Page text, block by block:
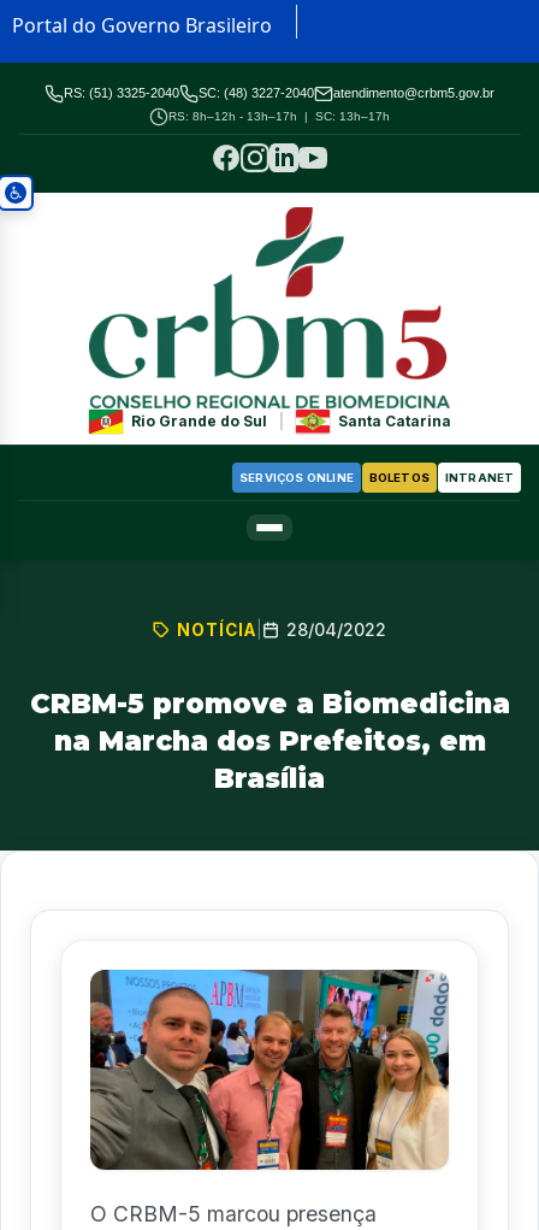
Portal do Governo Brasileiro
RS: (51) 3325-2040 SC: (48) 3227-2040 atendimento@crbm5.gov.br
RS: 8h–12h - 13h–17h | SC: 13h–17h
Rio Grande do Sul Santa Catarina
SERVIÇOS ONLINE BOLETOS INTRANET
NOTÍCIA 28/04/2022
CRBM-5 promove a Biomedicina
na Marcha dos Prefeitos, em
Brasília
O CRBM-5 marcou presença